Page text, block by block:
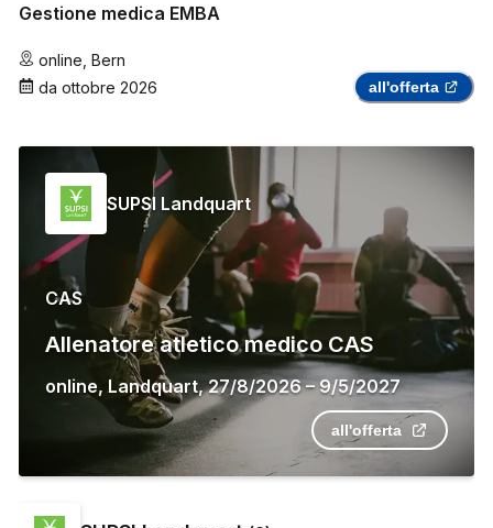
Gestione medica EMBA
online Bern
da ottobre 2026 all'offerta
SUPSI Landquart
CAS
Allenatore atletico medico CAS
online, Landquart,27/8/2026–9/5/2027
all'offerta